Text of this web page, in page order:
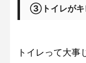
③トイレがキ
トイレって大事